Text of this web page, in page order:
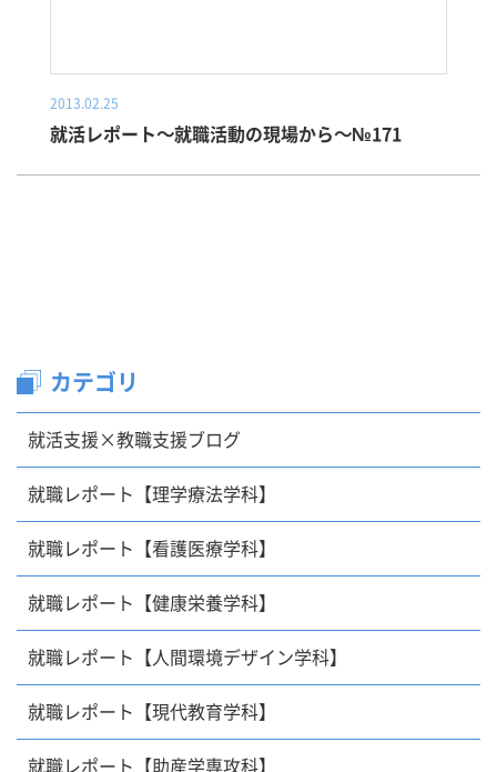
2013.02.25
就活レポート～就職活動の現場から～№171
カテゴリ
就活支援×教職支援ブログ
就職レポート【理学療法学科】
就職レポート【看護医療学科】
就職レポート【健康栄養学科】
就職レポート【人間環境デザイン学科】
就職レポート【現代教育学科】
就職レポート【助産学専攻科】